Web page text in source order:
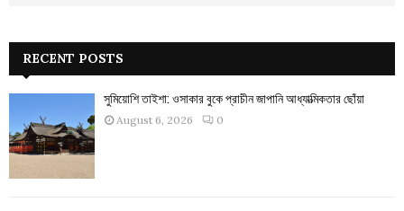
RECENT POSTS
সুমিয়োশি তাইশা: ওসাকার বুকে প্রাচীন জাপানি আধ্যাত্মিকতার ছোঁয়া
August 6, 2026 0